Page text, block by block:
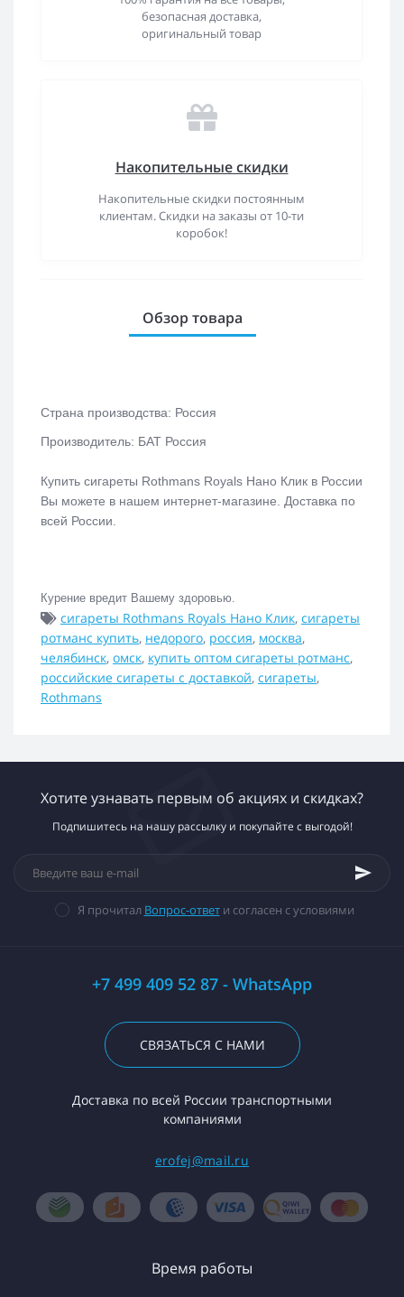
безопасная доставка,
оригинальный товар
Накопительные скидки
Накопительные скидки постоянным
клиентам. Скидки на заказы от 10-ти
коробок!
Обзор товара
Страна производства: Россия
Производитель: БАТ Россия
Купить сигареты Rothmans Royals Нано Клик в России
Вы можете в нашем интернет-магазине. Доставка по
всей России.
Курение вредит Вашему здоровью.
сигареты Rothmans Royals Нано Клик, сигареты
ротманс купить, недорого, россия, москва,
челябинск, омск, купить оптом сигареты ротманс,
российские сигареты с доставкой, сигареты,
Rothmans
Хотите узнавать первым об акциях и скидках?
Подпишитесь на нашу рассылку и покупайте с выгодой!
Я прочитал Вопрос-ответи согласен с условиями
+7 499 409 52 87 - WhatsApp
СВЯЗАТЬСЯ С НАМИ
Доставка по всей России транспортными
компаниями
erofej@mail.ru
Время работы